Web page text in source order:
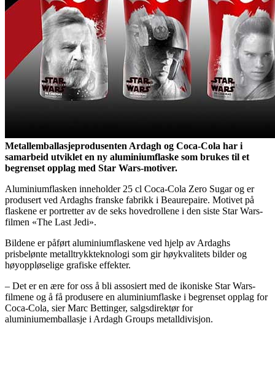
Metallemballasjeprodusenten Ardagh og Coca-Cola har i
samarbeid utviklet en ny aluminiumflaske som brukes til et
begrenset opplag med Star Wars-motiver.
Aluminiumflasken inneholder 25 cl Coca-Cola Zero Sugar og er
produsert ved Ardaghs franske fabrikk i Beaurepaire. Motivet på
flaskene er portretter av de seks hovedrollene i den siste Star Wars-
filmen «The Last Jedi».
Bildene er påført aluminiumflaskene ved hjelp av Ardaghs
prisbelønte metalltrykkteknologi som gir høykvalitets bilder og
høyoppløselige grafiske effekter.
– Det er en ære for oss å bli assosiert med de ikoniske Star Wars-
filmene og å få produsere en aluminiumflaske i begrenset opplag for
Coca-Cola, sier Marc Bettinger, salgsdirektør for
aluminiumemballasje i Ardagh Groups metalldivisjon.